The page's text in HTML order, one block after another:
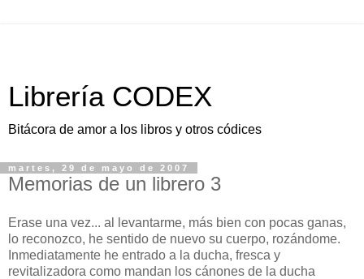
Librería CODEX
Bitácora de amor a los libros y otros códices
martes, 29 de mayo de 2007
Memorias de un librero 3
Erase una vez... al levantarme, más bien con pocas ganas,
lo reconozco, he sentido de nuevo su cuerpo, rozándome.
Inmediatamente he entrado a la ducha, fresca y
revitalizadora como mandan los cánones de la ducha